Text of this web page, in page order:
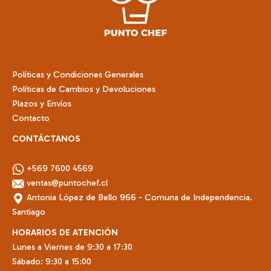
producto
Políticas y Condiciones Generales
Políticas de Cambios y Devoluciones
Plazos y Envíos
Contacto
CONTÁCTANOS
+569 7600 4569
ventas@puntochef.cl
Antonia López de Bello 966 - Comuna de Independencia.
Santiago
HORARIOS DE ATENCIÓN
Lunes a Viernes de 9:30 a 17:30
Sábado: 9:30 a 15:00